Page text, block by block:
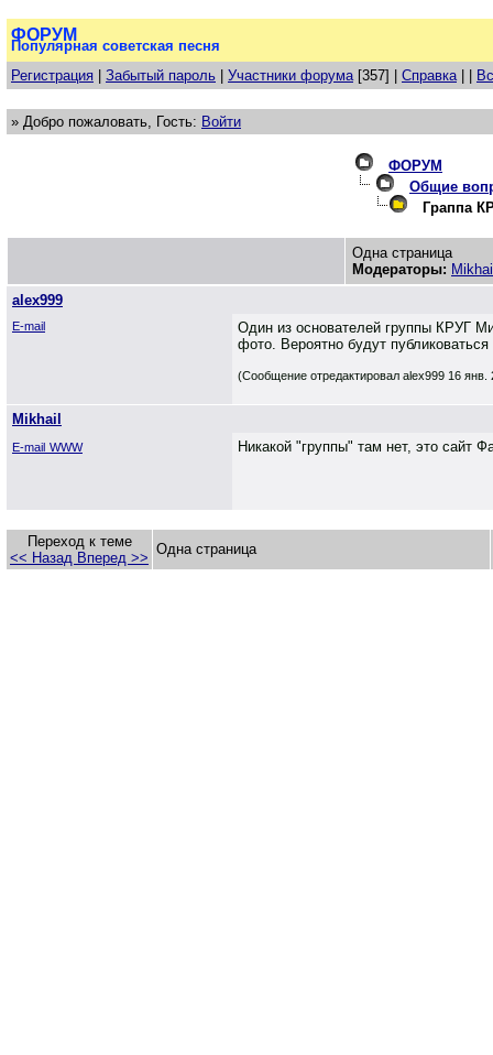
ФОРУМ
Популярная советская песня
Регистрация
Забытый пароль Участники форума[357] | Справка| |
» Добро пожаловать, Гость: Войти
ФОРУМ
Общие
Граппа
Одна страница
Модераторы:
alex999
E-mail
Один из основателей группы КРУГ
фото. Вероятно будут
(Сообщение отредактировал alex999 16 янв.
Mikhail
E-mail WWW Никакой "группы" там нет, это сайт
Переход к теме
<< Назад Вперед >>
Одна страница